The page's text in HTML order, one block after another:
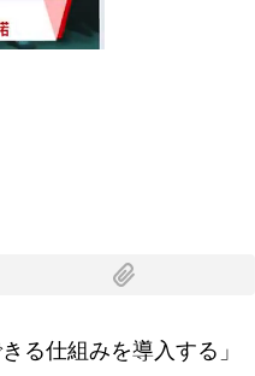
る仕組みを導入する」